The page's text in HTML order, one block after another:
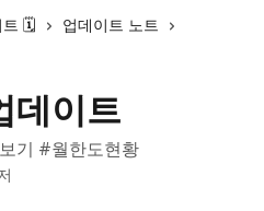
트 🗓️
업데이트 노트
데이트
기 #월한도현황